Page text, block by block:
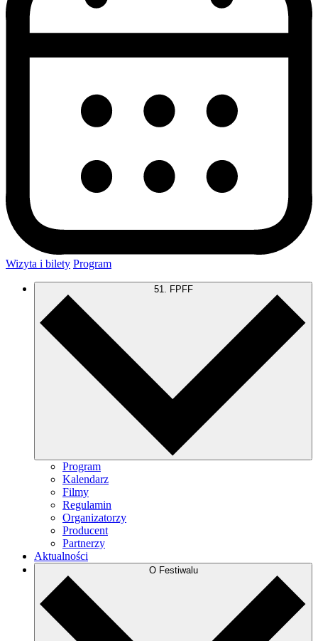
Wizyta i bilety Program
51. FPFF
Program
Kalendarz
Filmy
Regulamin
Organizatorzy
Producent
Partnerzy
Aktualności
O Festiwalu